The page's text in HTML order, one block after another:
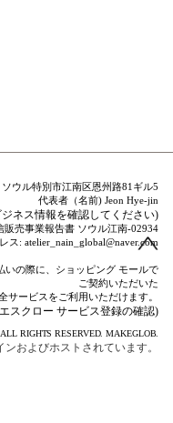
ウル特別市江南区恩州路81ギル5
代表者（名前) Jeon Hye-jin
ジネス情報を確認してください)
販売事業報告書 ソウル江南-02934
ス: atelier_nain_global@naver.com
いの際に、ショッピング モールで
ご契約いただいた
サービスをご利用いただけます。
スクロー サービス登録の確認)
ALL RIGHTS RESERVED.MAKEGLOB.
ンおよびホストされています。